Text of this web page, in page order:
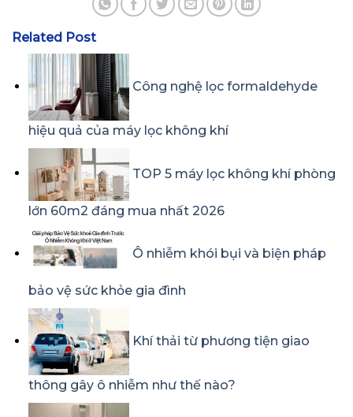
Related Post
Công nghệ lọc formaldehyde
hiệu quả của máy lọc không khí
TOP 5 máy lọc không khí phòng
lớn 60m2 đáng mua nhất 2026
Ô nhiễm khói bụi và biện pháp
bảo vệ sức khỏe gia đình
Khí thải từ phương tiện giao
thông gây ô nhiễm như thế nào?